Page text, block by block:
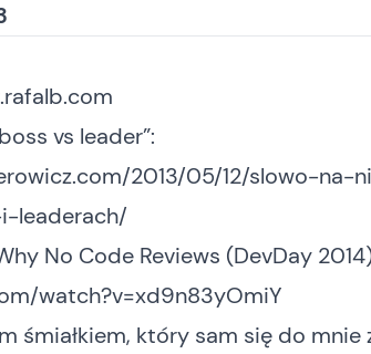
vs leader”:
2013/05/12/slowo-na-
leaderach/
No Code Reviews (DevDay
watch?v=xd9n83yOmiY
śmiałkiem, który sam się do mnie